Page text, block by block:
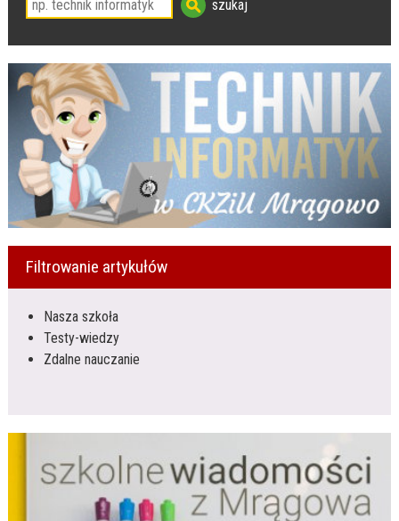
Filtrowanie artykułów
Nasza szkoła
Testy-wiedzy
Zdalne nauczanie